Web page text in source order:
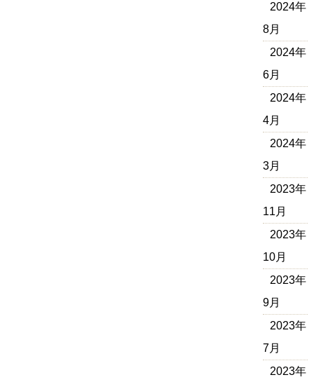
2024年
8月
2024年
6月
2024年
4月
2024年
3月
2023年
11月
2023年
10月
2023年
9月
2023年
7月
2023年